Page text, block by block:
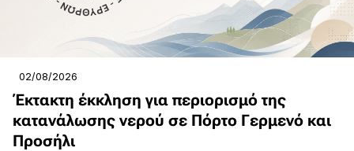
02/08/2026
Έκτακτη έκκληση για περιορισμό της
κατανάλωσης νερού σε Πόρτο Γερμενό και
Προσήλι